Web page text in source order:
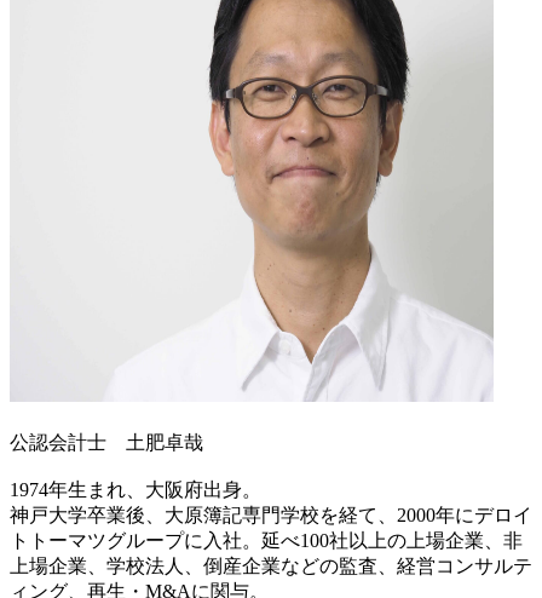
公認会計士 土肥卓哉
1974年生まれ、大阪府出身。
神戸大学卒業後、大原簿記専門学校を経て、2000年にデロイ
トトーマツグループに入社。延べ100社以上の上場企業、非
上場企業、学校法人、倒産企業などの監査、経営コンサルテ
ィング、再生・M&Aに関与。